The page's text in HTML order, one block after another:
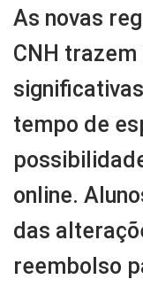
As novas
CNH
tempo de
online.
das
reembolso